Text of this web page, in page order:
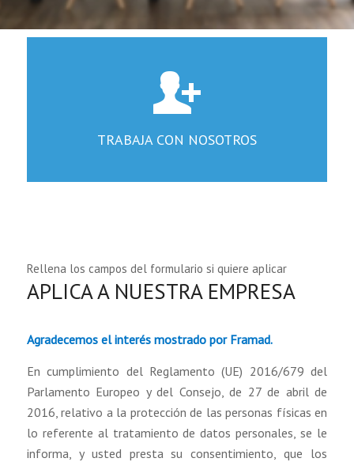
TRABAJA CON NOSOTROS
Rellena los campos del formulario si quiere aplicar
APLICA A NUESTRA EMPRESA
Agradecemos el interés mostrado por Framad.
En cumplimiento del Reglamento (UE) 2016/679 del
Parlamento Europeo y del Consejo, de 27 de abril de
2016, relativo a la protección de las personas físicas en
lo referente al tratamiento de datos personales, se le
informa, y usted presta su consentimiento, que los